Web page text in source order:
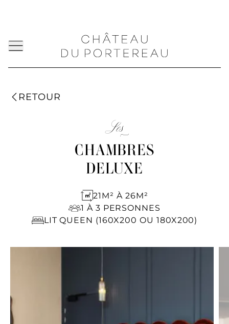
RETOUR
Les
CHAMBRES
DELUXE
21M² À 26M²
1 À 3 PERSONNES
LIT QUEEN (160X200 OU 180X200)